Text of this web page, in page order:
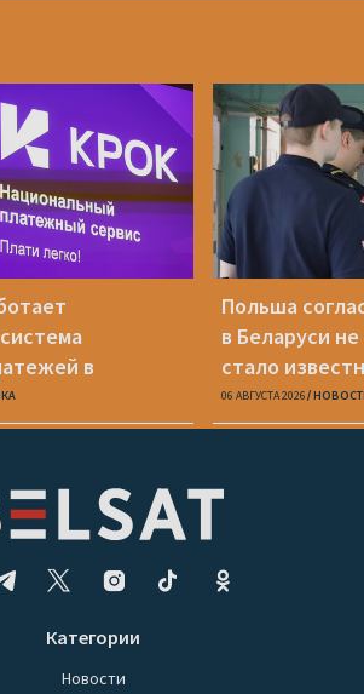
в
Польша
в Беларуси
стало
06 АВГУСТА 2026
Категории
Новости